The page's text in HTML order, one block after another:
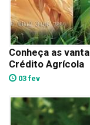
Conheça as
Crédito Agrícola
03 fev